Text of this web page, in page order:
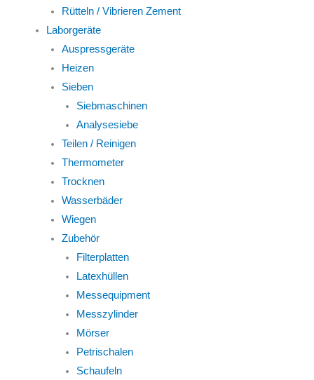
Rütteln / Vibrieren Zement
Laborgeräte
Auspressgeräte
Heizen
Sieben
Siebmaschinen
Analysesiebe
Teilen / Reinigen
Thermometer
Trocknen
Wasserbäder
Wiegen
Zubehör
Filterplatten
Latexhüllen
Messequipment
Messzylinder
Mörser
Petrischalen
Schaufeln